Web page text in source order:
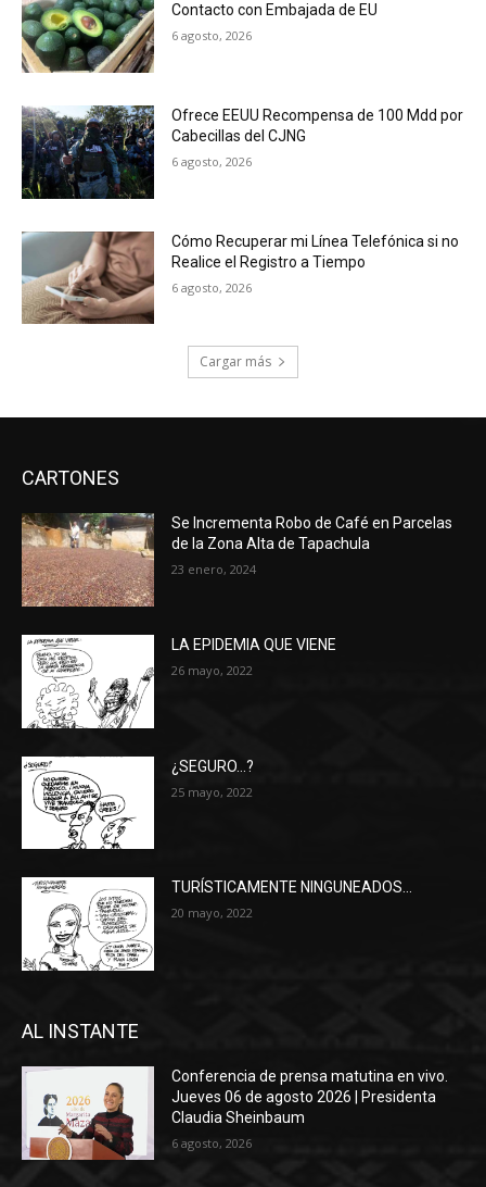
Contacto con Embajada de EU
6 agosto, 2026
Ofrece EEUU Recompensa de 100 Mdd por
Cabecillas del CJNG
6 agosto, 2026
Cómo Recuperar mi Línea Telefónica si no
Realice el Registro a Tiempo
6 agosto, 2026
Cargar más
CARTONES
Se Incrementa Robo de Café en Parcelas
de la Zona Alta de Tapachula
23 enero, 2024
LA EPIDEMIA QUE VIENE
26 mayo, 2022
¿SEGURO…?
25 mayo, 2022
TURÍSTICAMENTE NINGUNEADOS…
20 mayo, 2022
AL INSTANTE
Conferencia de prensa matutina en vivo.
Jueves 06 de agosto 2026 | Presidenta
Claudia Sheinbaum
6 agosto, 2026